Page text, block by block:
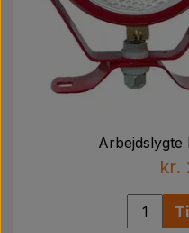
Arbejdslygte
kr.